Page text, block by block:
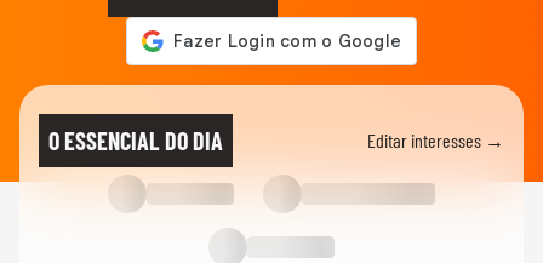
O ESSENCIAL DO DIA Editar interesses →